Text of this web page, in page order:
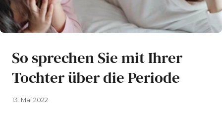
So sprechen Sie mit Ihrer
Tochter über die Periode
13. Mai 2022